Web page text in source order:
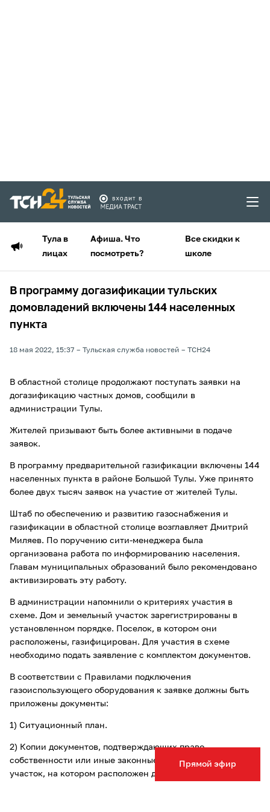
Тула в
лицах
Афиша. Что
посмотреть?
Все скидки к
школе
Прямой эфир
В программу догазификации тульских
домовладений включены 144 населенных
пункта
18 мая 2022, 15:37 Тульская служба новостей ТСН24
В областной столице продолжают поступать заявки на
догазификацию частных домов, сообщили в
администрации Тулы.
Жителей призывают быть более активными в подаче
заявок.
В программу предварительной газификации включены 144
населенных пункта в районе Большой Тулы. Уже принято
более двух тысяч заявок на участие от жителей Тулы.
Штаб по обеспечению и развитию газоснабжения и
газификации в областной столице возглавляет Дмитрий
Миляев. По поручению сити-менеджера была
организована работа по информированию населения.
Главам муниципальных образований было рекомендовано
активизировать эту работу.
В администрации напомнили о критериях участия в
схеме. Дом и земельный участок зарегистрированы в
установленном порядке. Поселок, в котором они
расположены, газифицирован. Для участия в схеме
необходимо подать заявление с комплектом документов.
В соответствии с Правилами подключения
газоиспользующего оборудования к заявке должны быть
приложены документы:
1) Ситуационный план.
2) Копии документов, подтверждающих право
собственности или иные законные права на дом и
участок, на котором расположен дом заявителя.